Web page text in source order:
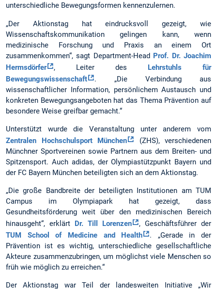
unterschiedliche Bewegungsformen kennenzulernen.
„Der Aktionstag hat eindrucksvoll gezeigt, wie
Wissenschaftskommunikation gelingen kann, wenn
medizinische Forschung und Praxis an einem Ort
zusammenkommen“, sagt Department-Head Prof. Dr. Joachim
Hermsdörfer
, Leiter des Lehrstuhls für
Bewegungswissenschaft
. „Die Verbindung aus
wissenschaftlicher Information, persönlichem Austausch und
konkreten Bewegungsangeboten hat das Thema Prävention auf
besondere Weise greifbar gemacht.“
Unterstützt wurde die Veranstaltung unter anderem vom
Zentralen Hochschulsport München
(ZHS), verschiedenen
Münchner Sportvereinen sowie Partnern aus dem Breiten- und
Spitzensport. Auch adidas, der Olympiastützpunkt Bayern und
der FC Bayern München beteiligten sich an dem Aktionstag.
„Die große Bandbreite der beteiligten Institutionen am TUM
Campus im Olympiapark hat gezeigt, dass
Gesundheitsförderung weit über den medizinischen Bereich
hinausgeht“, erklärt Dr. Till Lorenzen
, Geschäftsführer der
TUM School of Medicine and Health
. „Gerade in der
Prävention ist es wichtig, unterschiedliche gesellschaftliche
Akteure zusammenzubringen, um möglichst viele Menschen so
früh wie möglich zu erreichen.“
Der Aktionstag war Teil der landesweiten Initiative „Wir